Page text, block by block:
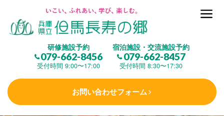
研修施設予約
079-662-8456
受付時間 9:00〜17:00
宿泊施設・交流施設予約
079-662-8457
受付時間 8:30〜17:30
お問い合わせフォーム
但馬長寿の郷とは
(研修施設)
楽しむ